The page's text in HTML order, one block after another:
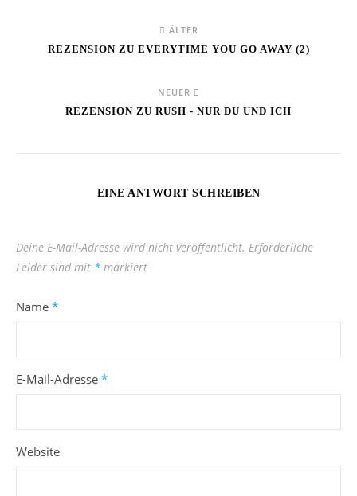
ÄLTER
REZENSION ZU EVERYTIME YOU GO AWAY (2)
NEUER
REZENSION ZU RUSH - NUR DU UND ICH
EINE ANTWORT SCHREIBEN
Deine E-Mail-Adresse wird nicht veröffentlicht. Erforderliche
Felder sind mit * markiert
Name *
E-Mail-Adresse *
Website